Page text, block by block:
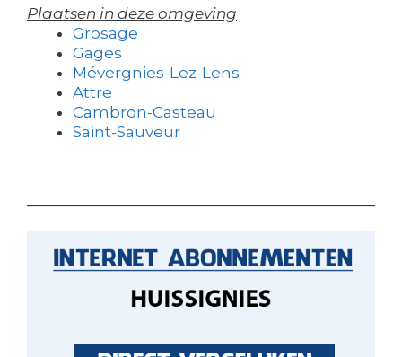
Plaatsen in deze omgeving
Grosage
Gages
Mévergnies-Lez-Lens
Attre
Cambron-Casteau
Saint-Sauveur